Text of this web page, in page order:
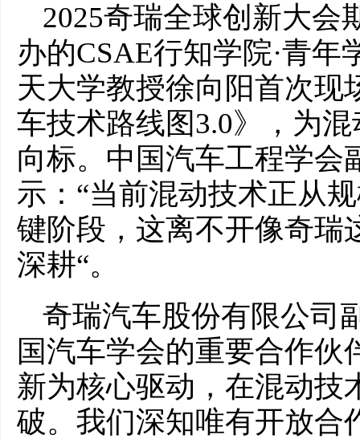
2025奇瑞全球创新大会
办的CSAE行知学院·青
天大学教授徐向阳首次现
车技术路线图3.0》，为
向标。中国汽车工程学会
示：“当前混动技术正从
键阶段，这离不开像奇瑞
深耕“。
奇瑞汽车股份有限公司
国汽车学会的重要合作
新为核心驱动，在混动技
破。我们深知唯有开放合